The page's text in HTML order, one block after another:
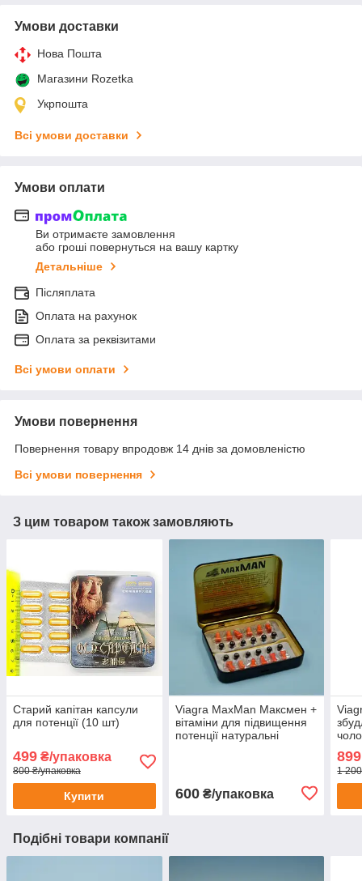
Умови доставки
Нова Пошта
Магазини Rozetka
Укрпошта
Всі умови доставки
Умови оплати
Ви отримаєте замовлення
або гроші повернуться на вашу картку
Детальніше
Післяплата
Оплата на рахунок
Оплата за реквізитами
Всі умови оплати
Умови повернення
Повернення товару впродовж 14 днів за домовленістю
Всі умови повернення
З цим товаром також замовляють
Старий капітан капсули
для потенції (10 шт)
499 ₴/упаковка
800 ₴/упаковка
Купити
Viagra MaxMan Максмен +
вітаміни для підвищення
потенції натуральні
600₴/упаковка
899
1
Подібні товари компанії